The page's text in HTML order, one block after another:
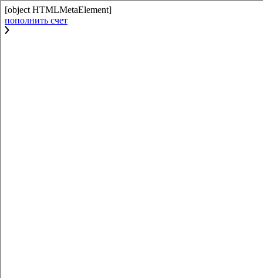
[object HTMLMetaElement]
пополнить счет